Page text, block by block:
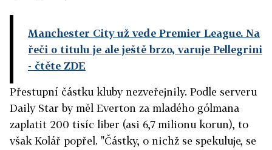
Manchester City už vede Premier League. Na
řeči o titulu je ale ještě brzo, varuje Pellegrini
- čtěte ZDE
Přestupní částku kluby nezveřejnily. Podle serveru
Daily Star by měl Everton za mladého gólmana
zaplatit 200 tisíc liber (asi 6,7 milionu korun), to
však Kolář popřel. "Částky, o nichž se spekuluje, se